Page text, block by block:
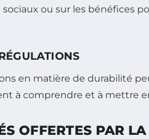
ou sur les bénéfices
en matière de durabilité
à comprendre et à mettre
OFFERTES PAR